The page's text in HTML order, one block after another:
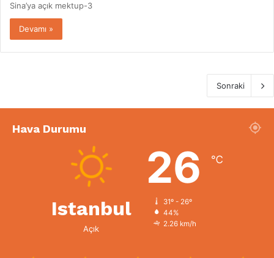
Sina’ya açık mektup-3
Devamı »
Sonraki
Hava Durumu
Istanbul
Açık
26 ℃
31º - 26º
44%
2.26 km/h